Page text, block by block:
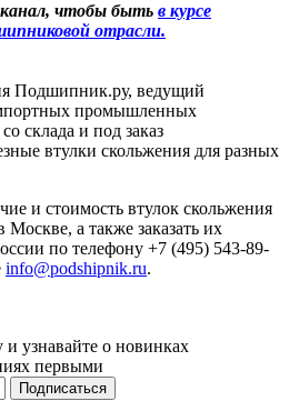
чтобы быть в курсе
отрасли.
Подшипник.ру, ведущий
промышленных
склада и под заказ
втулки скольжения для разных
и стоимость втулок скольжения
а также заказать их
по телефону +7 (495) 543-89-
info@podshipnik.ru.
узнавайте о новинках
первыми